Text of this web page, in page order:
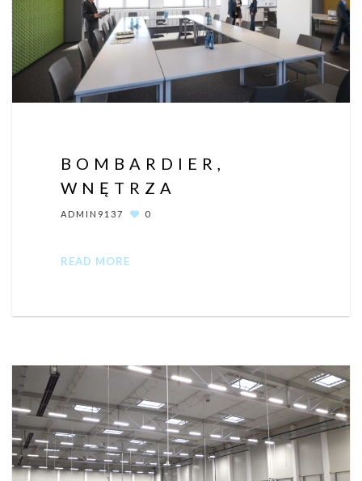
BOMBARDIER,
WNĘTRZA
ADMIN9137 0
READ MORE